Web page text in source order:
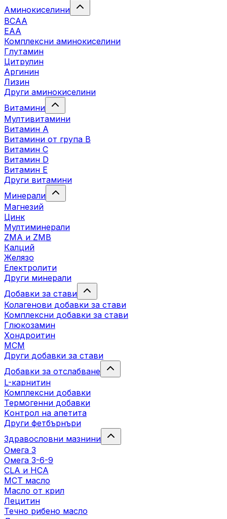
Аминокиселини
BCAA
EAA
Комплексни аминокиселини
Глутамин
Цитрулин
Аргинин
Лизин
Други аминокиселини
Витамини
Мултивитамини
Витамин А
Витамини от група B
Витамин C
Витамин D
Витамин E
Други витамини
Минерали
Магнезий
Цинк
Мултиминерали
ZMA и ZMB
Калций
Желязо
Електролити
Други минерали
Добавки за стави
Колагенови добавки за стави
Комплексни добавки за стави
Глюкозамин
Хондроитин
МСМ
Други добавки за стави
Добавки за отслабване
L-карнитин
Комплексни добавки
Термогенни добавки
Kонтрол на апетита
Други фетбърнъри
Здравословни мазнини
Омега 3
Омега 3-6-9
CLA и HCA
МСТ масло
Масло от крил
Лецитин
Течно рибено масло